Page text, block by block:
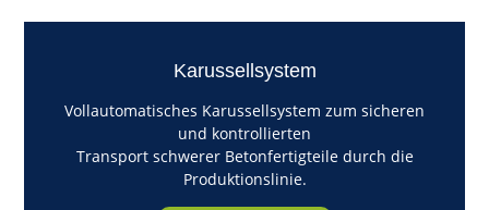
Karussellsystem
Vollautomatisches Karussellsystem zum sicheren
und kontrollierten
Transport schwerer Betonfertigteile durch die
Produktionslinie.